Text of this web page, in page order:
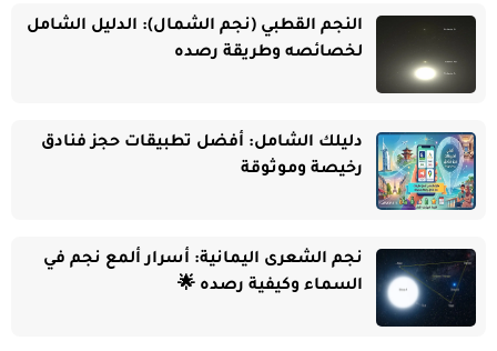
النجم القطبي (نجم الشمال): الدليل الشامل
لخصائصه وطريقة رصده
دليلك الشامل: أفضل تطبيقات حجز فنادق
رخيصة وموثوقة
نجم الشعرى اليمانية: أسرار ألمع نجم في
السماء وكيفية رصده 🌟